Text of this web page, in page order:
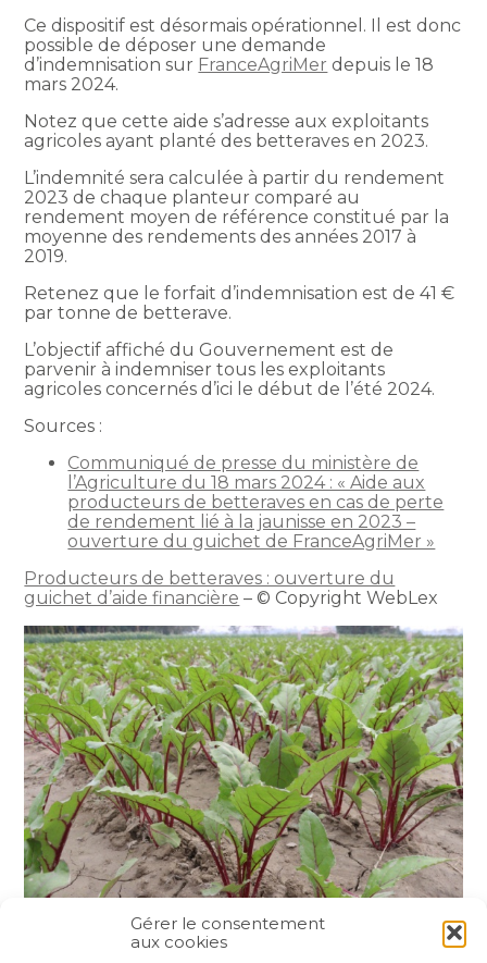
Gérer le consentement
aux cookies
Ce dispositif est désormais opérationnel. Il est donc
possible de déposer une demande
d’indemnisation sur FranceAgriMer depuis le 18
mars 2024.
Notez que cette aide s’adresse aux exploitants
agricoles ayant planté des betteraves en 2023.
L’indemnité sera calculée à partir du rendement
2023 de chaque planteur comparé au
rendement moyen de référence constitué par la
moyenne des rendements des années 2017 à
2019.
Retenez que le forfait d’indemnisation est de 41 €
par tonne de betterave.
L’objectif affiché du Gouvernement est de
parvenir à indemniser tous les exploitants
agricoles concernés d’ici le début de l’été 2024.
Sources :
Communiqué de presse du ministère de
l’Agriculture du 18 mars 2024 : « Aide aux
producteurs de betteraves en cas de perte
de rendement lié à la jaunisse en 2023 –
ouverture du guichet de FranceAgriMer »
Producteurs de betteraves : ouverture du
guichet d’aide financière – © Copyright WebLex